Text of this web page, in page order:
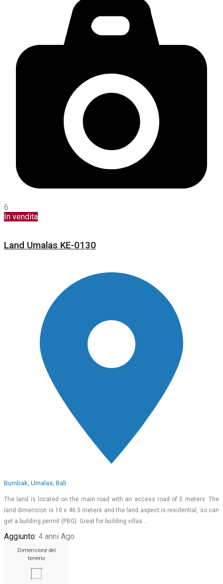
6
In vendita
Land Umalas KE-0130
Bumbak, Umalas, Bali
The land is located on the main road with an access road of 5 meters. The
land dimension is 10 x 46.5 meters and the land aspect is residential, so can
get a building permit (PBG). Great for building villas…
Aggiunto: 4 anni Ago
Dimensione del
terreno